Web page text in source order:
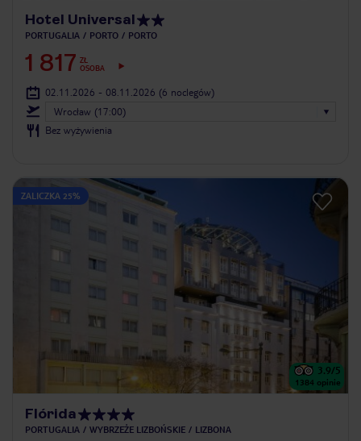
Hotel Universal
PORTUGALIA PORTO PORTO
1 817 ZŁ
OSOBA
02.11.2026 - 08.11.2026 (6 noclegów)
Wrocław (17:00)
Bez wyżywienia
ZALICZKA 25%
3.9/5
1384 opinie
Flórida
PORTUGALIA WYBRZEŻE LIZBOŃSKIE LIZBONA